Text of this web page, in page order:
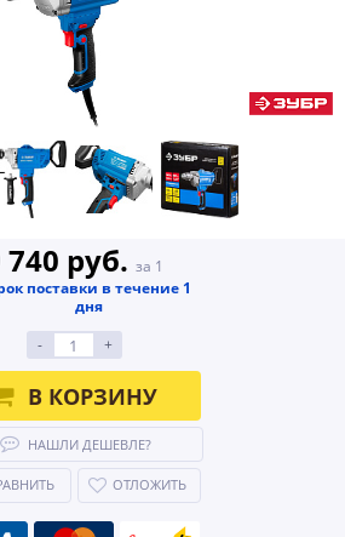
740 руб. за 1
поставки в течение 1
дня
-
+
В КОРЗИНУ
НАШЛИ ДЕШЕВЛЕ?
ОТЛОЖИТЬ